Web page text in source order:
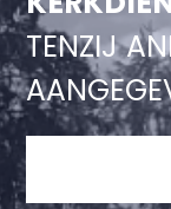
TENZIJ